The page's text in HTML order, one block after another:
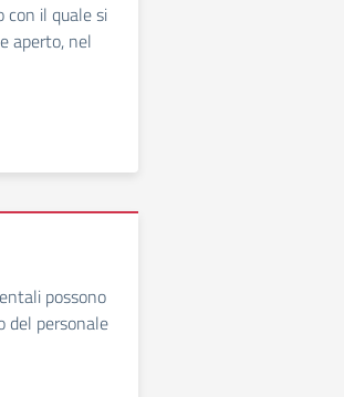
con il quale si
aperto, nel
possono
del personale